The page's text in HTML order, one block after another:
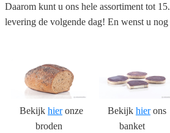
Daarom kunt u ons hele assortiment tot
levering de volgende dag! En wenst u nog
Bekijk hier onze
broden
Bekijk hier ons
banket